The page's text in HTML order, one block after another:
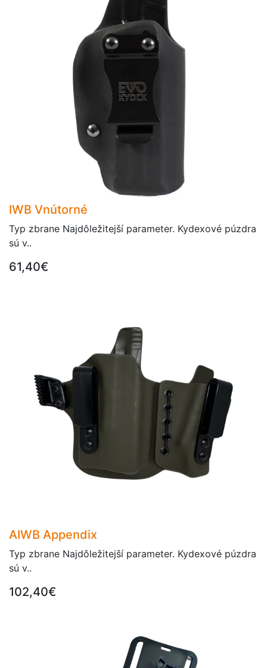
IWB Vnútorné
Typ zbrane Najdôležitejší parameter. Kydexové púzdra
sú v..
61,40€
AIWB Appendix
Typ zbrane Najdôležitejší parameter. Kydexové púzdra
sú v..
102,40€